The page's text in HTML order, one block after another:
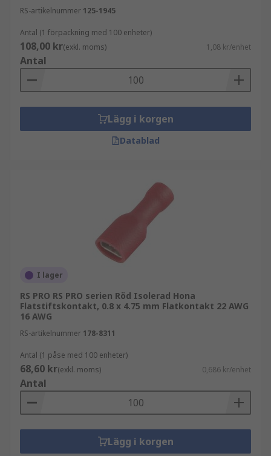
RS-artikelnummer 125-1945
Antal (1 förpackning med 100 enheter)
108,00 kr(exkl. moms) 1,08 kr/enhet
Antal
Lägg i korgen
Datablad
I lager
RS PRO RS PRO serien Röd Isolerad Hona
Flatstiftskontakt, 0.8 x 4.75 mm Flatkontakt 22 AWG
16 AWG
RS-artikelnummer 178-8311
Antal (1 påse med 100 enheter)
68,60 kr(exkl. moms) 0,686 kr/enhet
Antal
Lägg i korgen